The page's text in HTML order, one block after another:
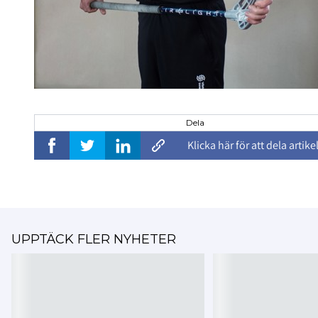
Dela
Klicka här för att dela
UPPTÄCK FLER NYHETER